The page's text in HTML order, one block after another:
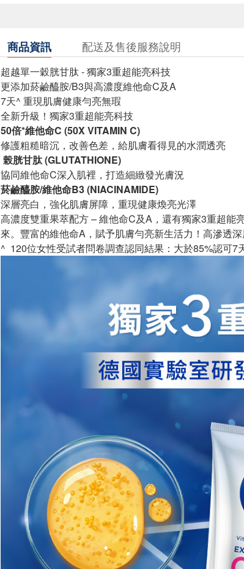
商品資訊 配送及售後服務說明
超越單一穀胱甘肽 - 獨家3重超能亮科技
更添加菸鹼醯胺/B3與高濃度維他命C及A
7天^ 重現肌膚健康勻亮無瑕
全新升級！獨家3重超能亮科技
50倍*維他命C (50X VITAMIN C)
修護粗糙暗沉，改善色差，給肌膚看得見的水潤透亮
榖胱甘肽 (GLUTATHIONE)
協同維他命C深入肌裡，打造細緻發光膚況
菸鹼醯胺/維他命B3 (NIACINAMIDE)
深層亮白，強化肌膚屏障，重現健康煥亮光澤
高濃度雙重果萃配方 – 維他命C及A，還有獨家3重超能
來。豐富的維他命A，賦予肌膚勻亮新生活力！高滲透
^ 120位女性受試者問卷調查認同結果：大於85%認可7